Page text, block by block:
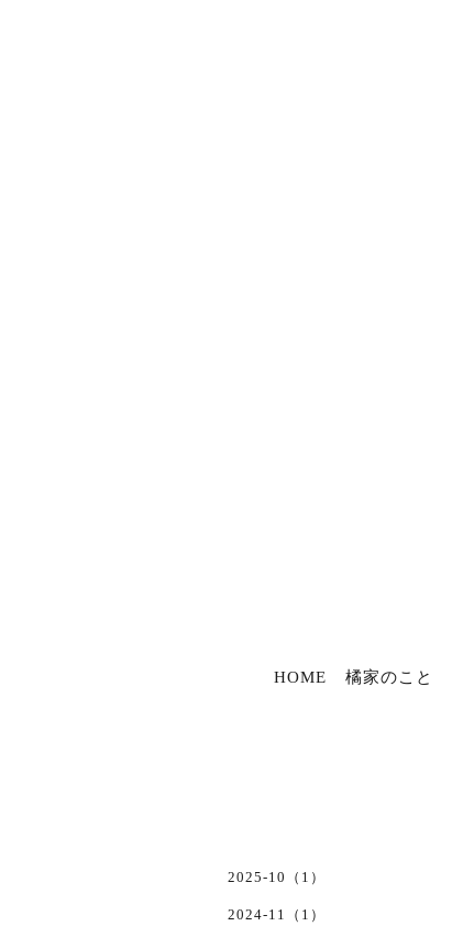
HOME 橘家のこと
2025-10（1）
2024-11（1）